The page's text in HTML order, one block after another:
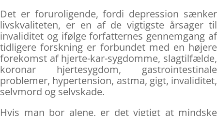
Det er foruroligende, fordi depression sænker
livskvaliteten, er en af de vigtigste årsager til
invaliditet og ifølge forfatternes gennemgang af
tidligere forskning er forbundet med en højere
forekomst af hjerte-kar-sygdomme, slagtilfælde,
koronar hjertesygdom, gastrointestinale
problemer, hypertension, astma, gigt, invaliditet,
selvmord og selvskade.
Hvis man bor alene, er det vigtigt at mindske